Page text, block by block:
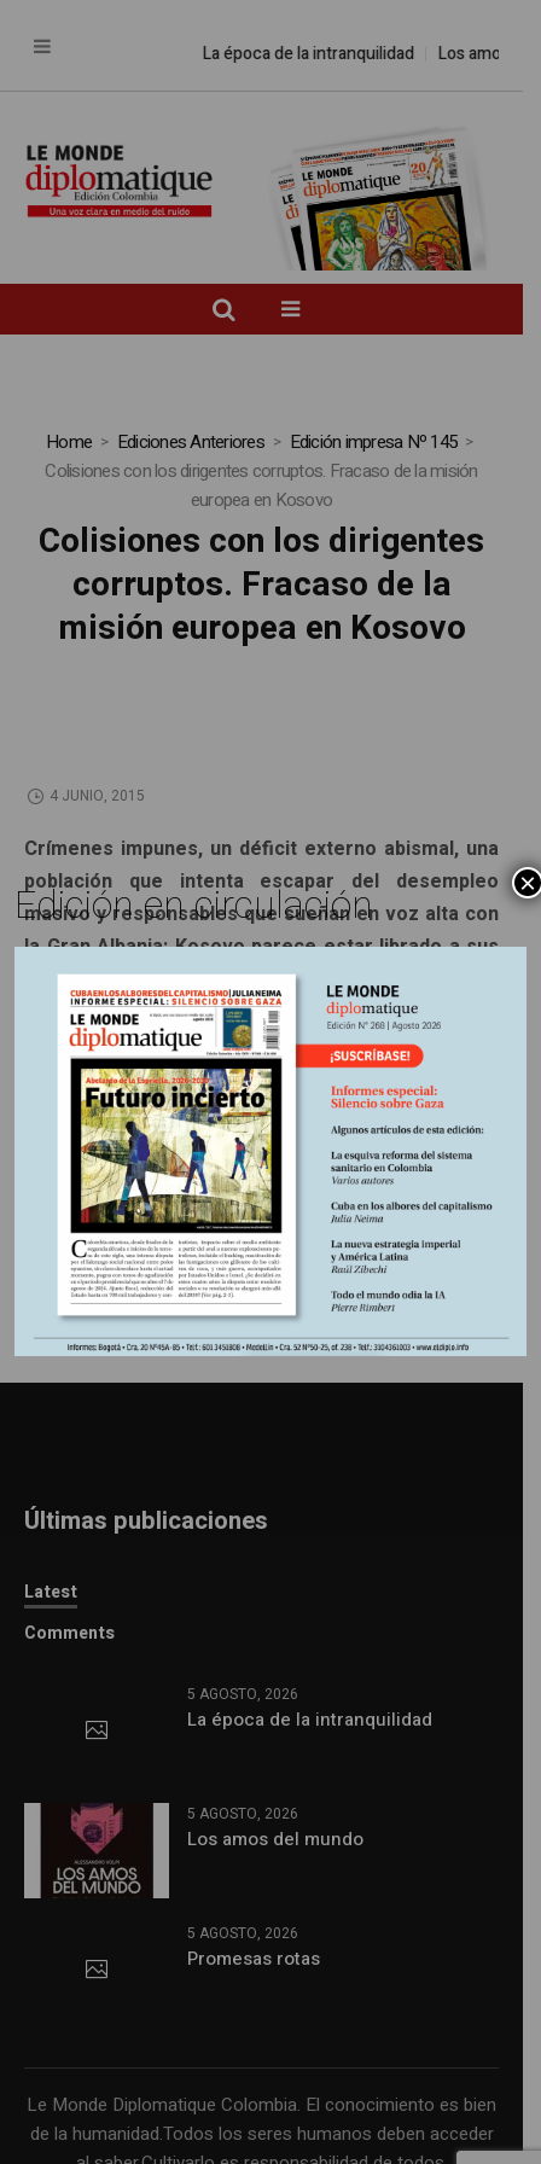
La época de la intranquilidad Los amos del
Home Ediciones Anteriores
Edición impresa Nº 145
Colisiones con los dirigentes corruptos. Fracaso de la misión
europea en Kosovo
Colisiones con los dirigentes
corruptos. Fracaso de la
misión europea en Kosovo
4 JUNIO, 2015
Crímenes impunes, un déficit externo abismal, una
población que intenta escapar del desempleo
masivo y responsables que sueñan en voz alta con
la Gran Albania: Kosovo parece estar librado a sus
propios demonios. El patrocinio de la Unión Europea
no le ha permitido despegar y los casos de
corrupción salpican a la misión internacional
encargada de instaurar un Estado de derecho.
Información adicional
Últimas publicaciones
Latest
Comments
5 AGOSTO, 2026
La época de la intranquilidad
5 AGOSTO, 2026
Los amos del mundo
5 AGOSTO, 2026
Promesas rotas
Le Monde Diplomatique Colombia. El conocimiento es bien
de la humanidad.Todos los seres humanos deben acceder
Edición en circulación ×